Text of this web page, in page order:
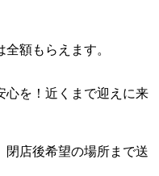
額もらえます。
心を！近くまで迎えに来
閉店後希望の場所まで送